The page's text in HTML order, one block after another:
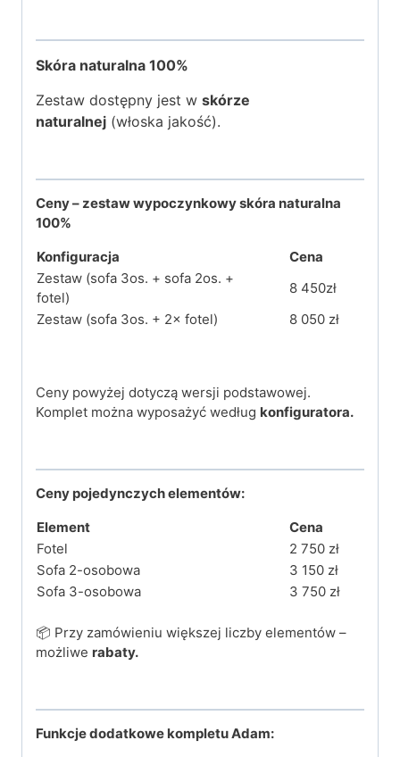
Skóra naturalna 100%
Zestaw dostępny jest w skórze
naturalnej (włoska jakość).
Ceny – zestaw wypoczynkowy skóra naturalna
100%
Konfiguracja
Cena
Zestaw (sofa 3os. + sofa 2os. +
fotel)
8 450zł
Zestaw (sofa 3os. + 2× fotel)
8 050 zł
Ceny powyżej dotyczą wersji podstawowej.
Komplet można wyposażyć według konfiguratora.
Ceny pojedynczych elementów:
Element
Cena
Fotel
2 750 zł
Sofa 2-osobowa
3 150 zł
Sofa 3-osobowa
3 750 zł
📦 Przy zamówieniu większej liczby elementów –
możliwe rabaty.
Funkcje dodatkowe kompletu Adam: